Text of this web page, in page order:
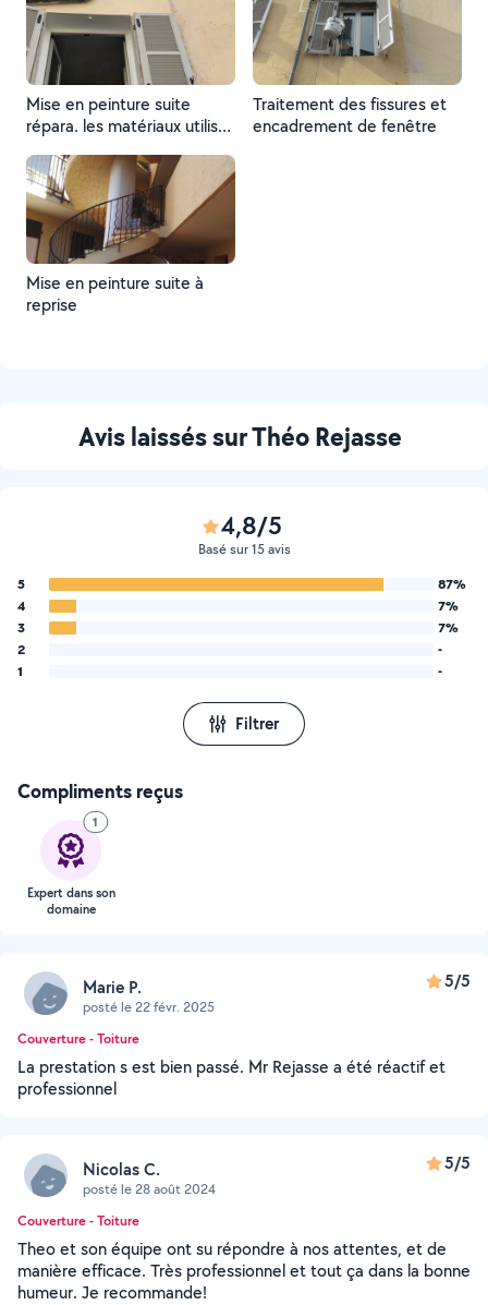
Mise en peinture suite
répara. les matériaux utilisés
hydrofuge à grande qualité
hydrofuge réparation et
traitement
Traitement des fissures et
encadrement de fenêtre
Mise en peinture suite à
reprise
Avis laissés sur Théo Rejasse
4,8/5
Basé sur 15 avis
5
87%
4
7%
3
7%
2
-
1
-
Filtrer
Compliments reçus
1
Expert dans son
domaine
Marie P.
posté le 22 févr. 2025
5/5
Couverture - Toiture
La prestation s est bien passé. Mr Rejasse a été réactif et
professionnel
Nicolas C.
posté le 28 août 2024
5/5
Couverture - Toiture
Theo et son équipe ont su répondre à nos attentes, et de
manière efficace. Très professionnel et tout ça dans la bonne
humeur. Je recommande!